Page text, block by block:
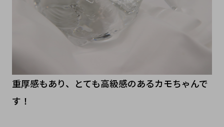
重厚感もあり、とても高級感のあるカモちゃんで
す！